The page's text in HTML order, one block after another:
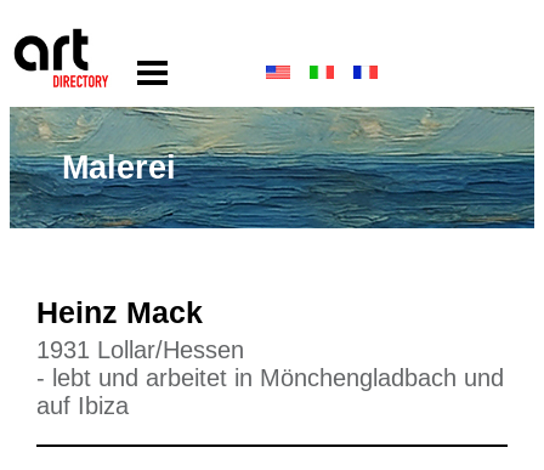
Malerei
Heinz Mack
1931 Lollar/Hessen
- lebt und arbeitet in Mönchengladbach und
auf Ibiza